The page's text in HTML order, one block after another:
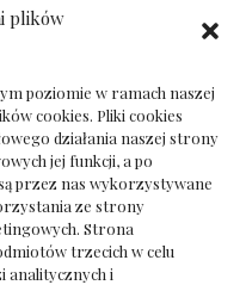
plików
poziomie w ramach naszej
cookies. Pliki cookies
działania naszej strony
jej funkcji, a po
przez nas wykorzystywane
ze strony
Strona
trzecich w celu
analitycznych i
przy zmianie biura
salonu: jak wybrać bez